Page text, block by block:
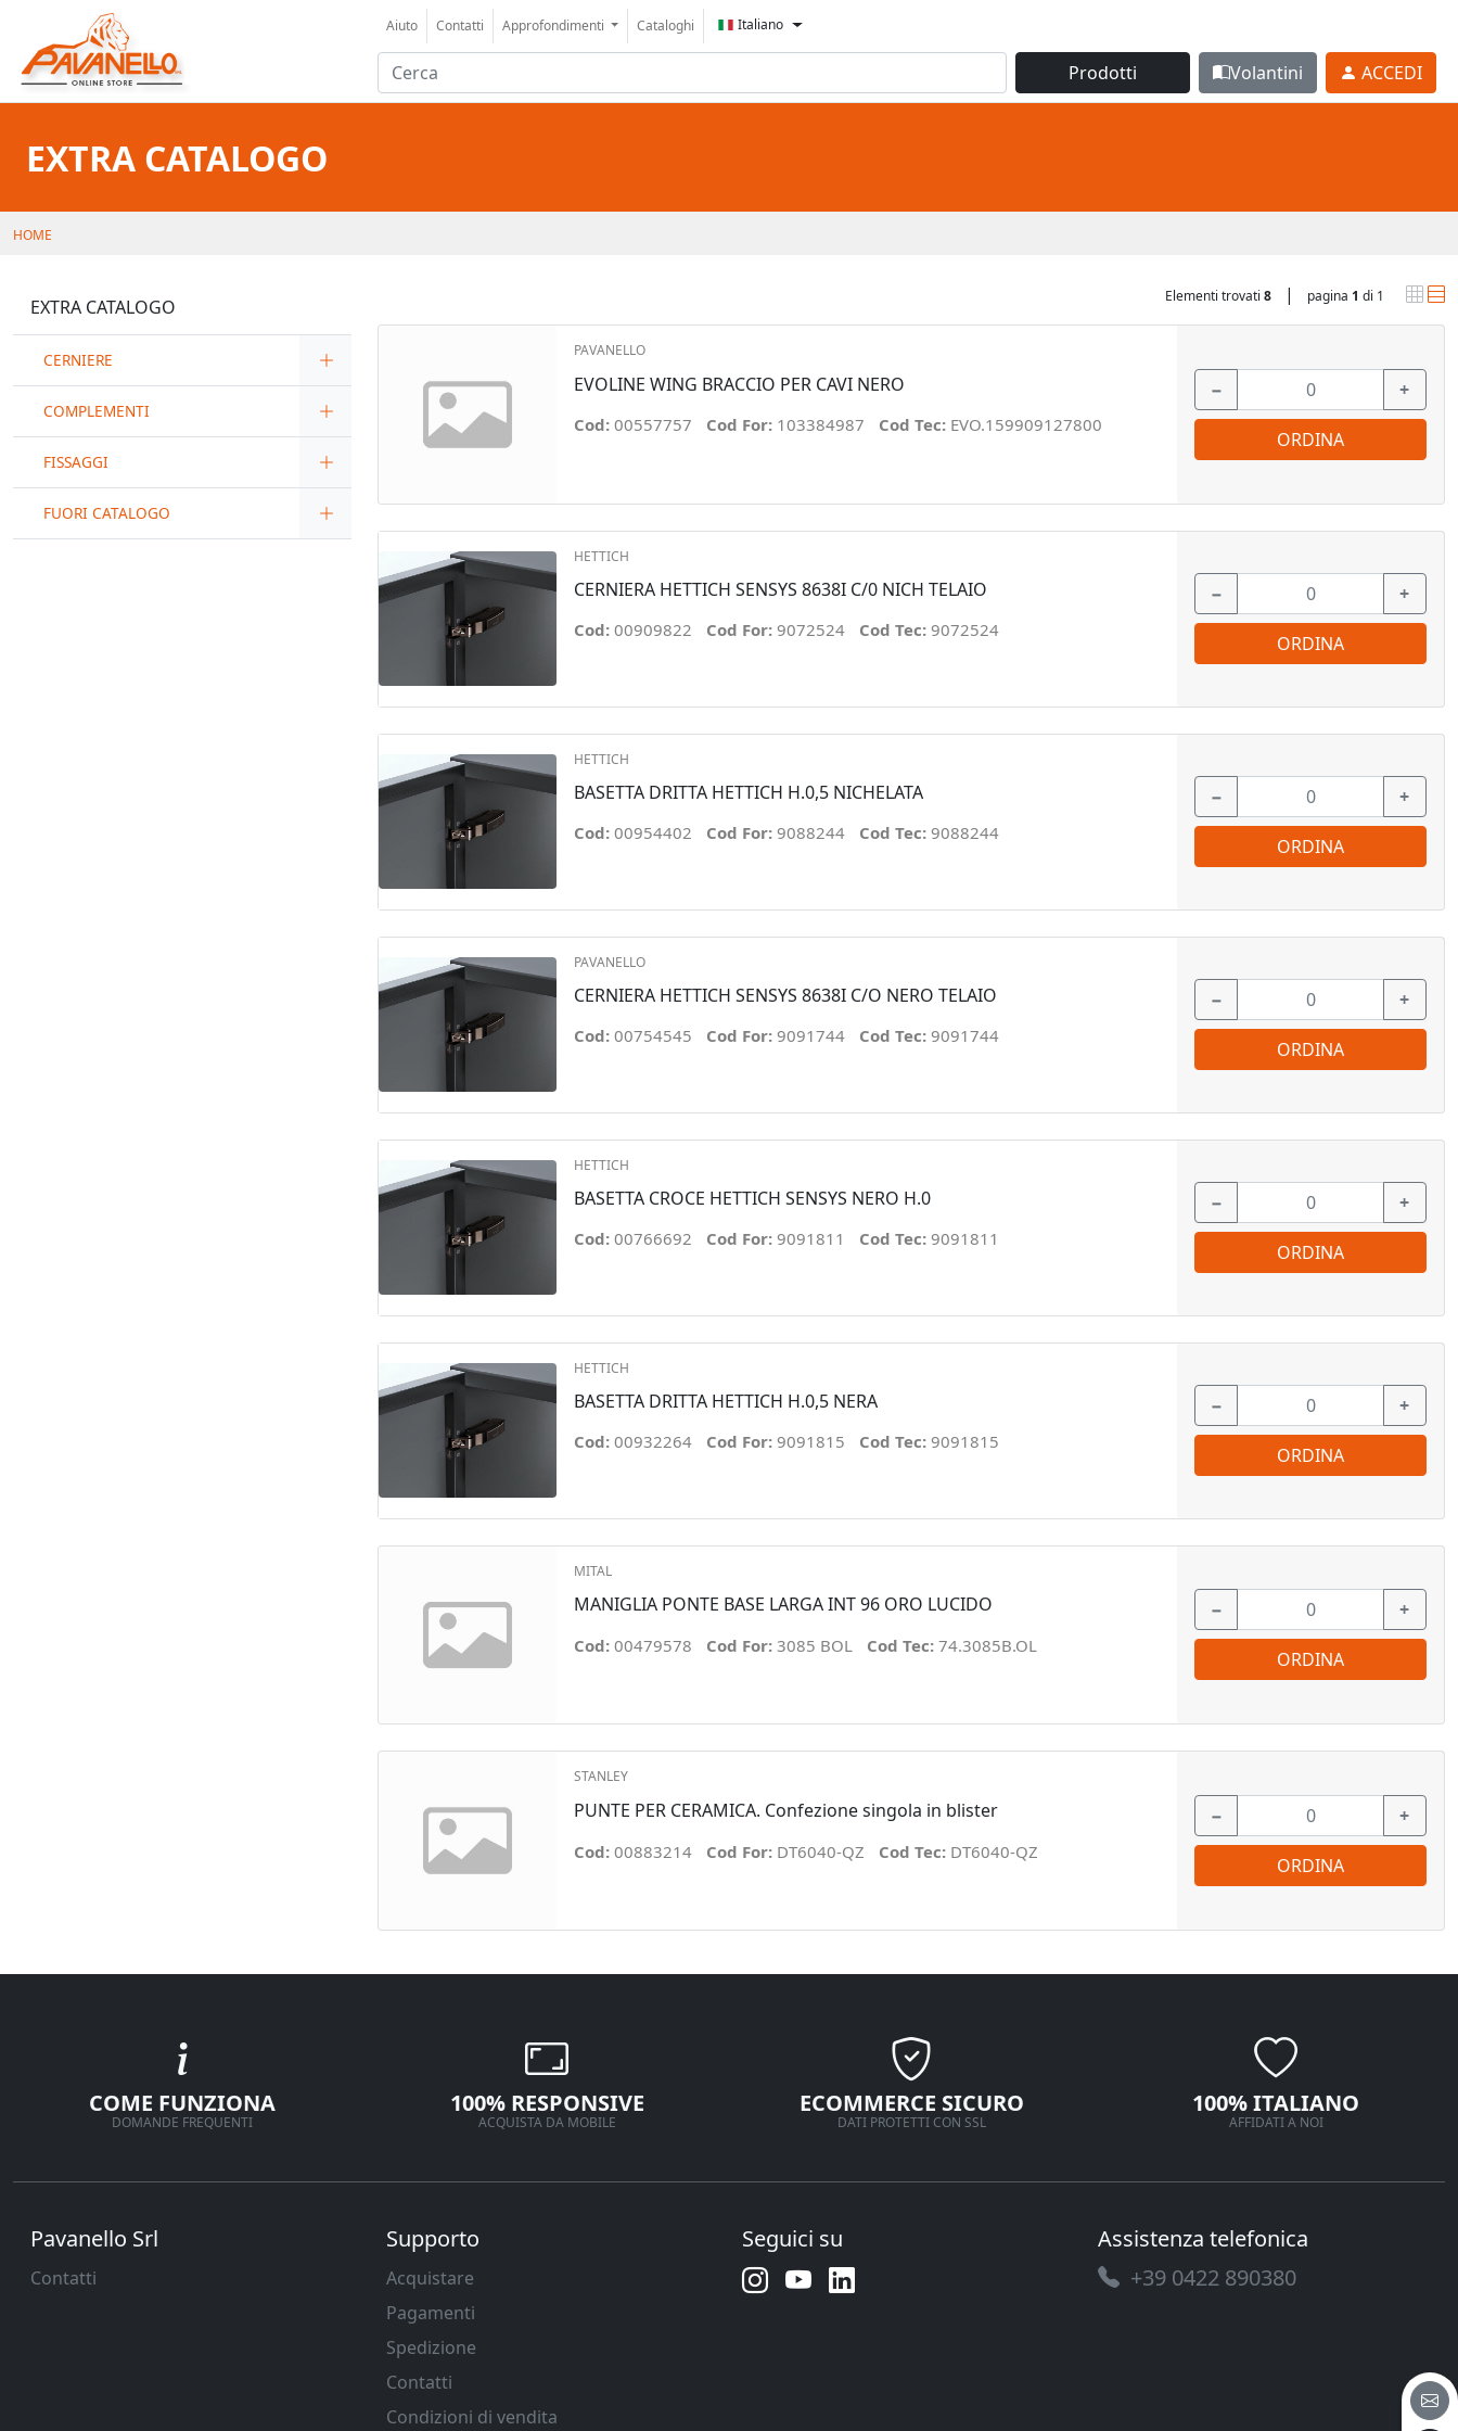
Aiuto Contatti Approfondimenti Cataloghi Italiano
Prodotti Volantini ACCEDI
EXTRA CATALOGO
HOME
EXTRA CATALOGO
CERNIERE
COMPLEMENTI
FISSAGGI
FUORI CATALOGO
Elementi trovati 8 | pagina 1 di 1
PAVANELLO
EVOLINE WING BRACCIO PER CAVI NERO
Cod: 00557757 Cod For: 103384987 Cod Tec: EVO.159909127800
− +
ORDINA
HETTICH
CERNIERA HETTICH SENSYS 8638I C/0 NICH TELAIO
Cod: 00909822 Cod For: 9072524 Cod Tec: 9072524
− +
ORDINA
HETTICH
BASETTA DRITTA HETTICH H.0,5 NICHELATA
Cod: 00954402 Cod For: 9088244 Cod Tec: 9088244
− +
ORDINA
PAVANELLO
CERNIERA HETTICH SENSYS 8638I C/O NERO TELAIO
Cod: 00754545 Cod For: 9091744 Cod Tec: 9091744
− +
ORDINA
HETTICH
BASETTA CROCE HETTICH SENSYS NERO H.0
Cod: 00766692 Cod For: 9091811 Cod Tec: 9091811
− +
ORDINA
HETTICH
BASETTA DRITTA HETTICH H.0,5 NERA
Cod: 00932264 Cod For: 9091815 Cod Tec: 9091815
− +
ORDINA
MITAL
MANIGLIA PONTE BASE LARGA INT 96 ORO LUCIDO
Cod: 00479578 Cod For: 3085 BOL Cod Tec: 74.3085B.OL
− +
ORDINA
STANLEY
PUNTE PER CERAMICA. Confezione singola in blister
Cod: 00883214 Cod For: DT6040-QZ Cod Tec: DT6040-QZ
− +
ORDINA
COME FUNZIONA
DOMANDE FREQUENTI
100% RESPONSIVE
ACQUISTA DA MOBILE
ECOMMERCE SICURO
DATI PROTETTI CON SSL
100% ITALIANO
AFFIDATI A NOI
Pavanello Srl
Contatti
Supporto
Acquistare
Pagamenti
Spedizione
Contatti
Condizioni di vendita
Seguici su
Assistenza telefonica
+39 0422 890380